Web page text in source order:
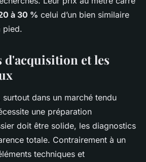
à 30 % celui d’un bien similaire
pied.
d'acquisition et les
dans un marché tendu
une préparation
doit être solide, les diagnostics
totale. Contrairement à un
techniques et